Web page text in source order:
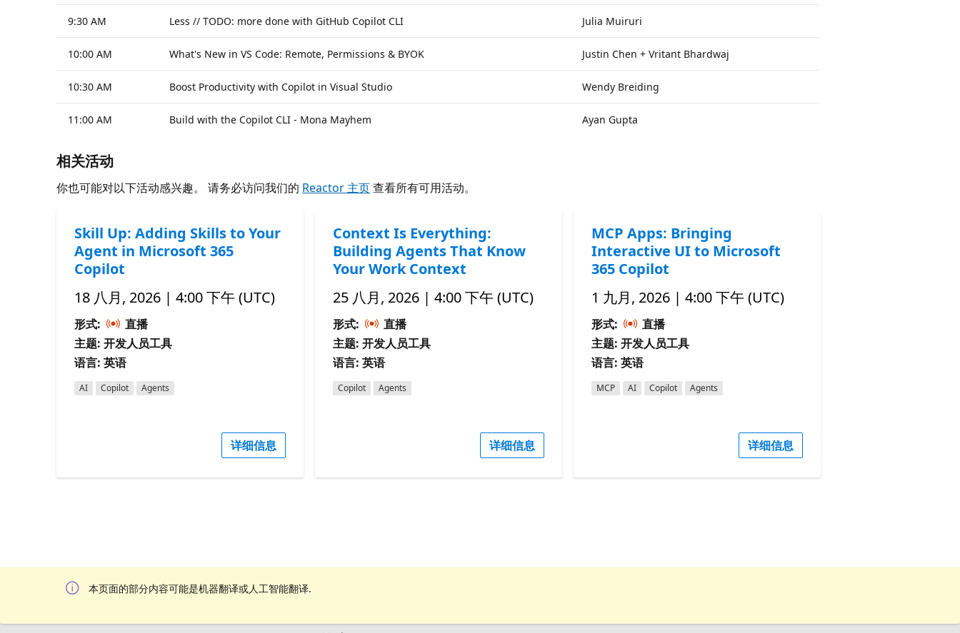
9:30 AM Less // TODO: more done with GitHub Copilot CLI Julia Muiruri
10:00 AM What's New in VS Code: Remote, Permissions & BYOK Justin Chen + Vritant Bhardwaj
10:30 AM Boost Productivity with Copilot in Visual Studio Wendy Breiding
11:00 AM Build with the Copilot CLI - Mona Mayhem Ayan Gupta
相关活动
你也可能对以下活动感兴趣。 请务必访问我们的 Reactor 主页查看所有可用活动。
Skill Up: Adding Skills to Your
Agent in Microsoft 365
Copilot
18 八月, 2026 | 4:00 下午 (UTC)
形式:
直播
主题: 开发人员工具
语言: 英语
AI Copilot Agents
详细信息
Context Is Everything:
Building Agents That Know
Your Work Context
25 八月, 2026 | 4:00 下午 (UTC)
形式:
直播
主题: 开发人员工具
语言: 英语
Copilot Agents
详细信息
MCP Apps: Bringing
Interactive UI to Microsoft
365 Copilot
1 九月, 2026 | 4:00 下午 (UTC)
形式:
直播
主题: 开发人员工具
语言: 英语
MCP AI Copilot Agents
详细信息
本页面的部分内容可能是机器翻译或人工智能翻译.